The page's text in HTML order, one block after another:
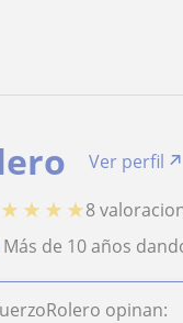
Ver perfil
★ ★ ★ ★8
más de 10 años
opinan: